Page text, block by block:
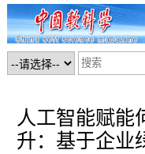
人工智能赋能
升：基于企业